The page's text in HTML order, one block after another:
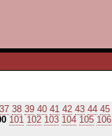
37 38 39 40 41 42 43 44 45
101 102 103 104 105 106